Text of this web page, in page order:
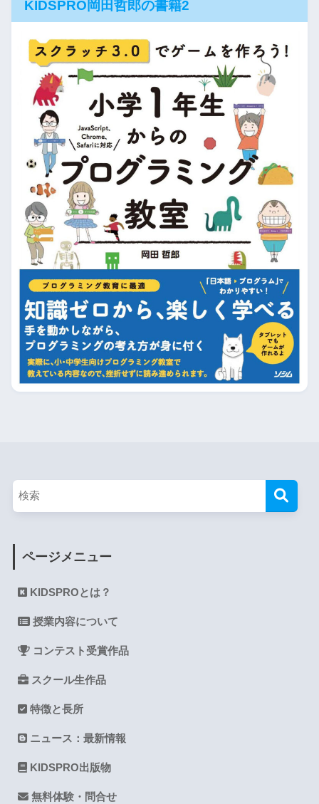
KIDSPRO岡田哲郎の書籍2
ページメニュー
KIDSPROとは？
授業内容について
コンテスト受賞作品
スクール生作品
特徴と長所
ニュース：最新情報
KIDSPRO出版物
無料体験・問合せ